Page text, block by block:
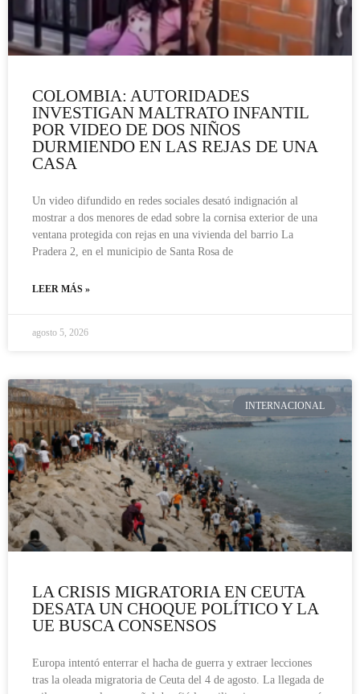
COLOMBIA: AUTORIDADES
INVESTIGAN MALTRATO INFANTIL
POR VIDEO DE DOS NIÑOS
DURMIENDO EN LAS REJAS DE UNA
CASA
Un video difundido en redes sociales desató indignación al
mostrar a dos menores de edad sobre la cornisa exterior de una
ventana protegida con rejas en una vivienda del barrio La
Pradera 2, en el municipio de Santa Rosa de
LEER MÁS »
agosto 5, 2026
INTERNACIONAL
LA CRISIS MIGRATORIA EN CEUTA
DESATA UN CHOQUE POLÍTICO Y LA
UE BUSCA CONSENSOS
Europa intentó enterrar el hacha de guerra y extraer lecciones
tras la oleada migratoria de Ceuta del 4 de agosto. La llegada de